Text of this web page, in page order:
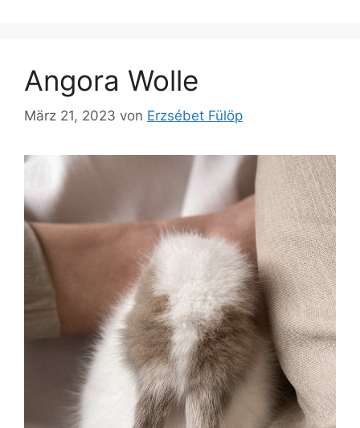
Angora Wolle
März 21, 2023 von Erzsébet Fülöp